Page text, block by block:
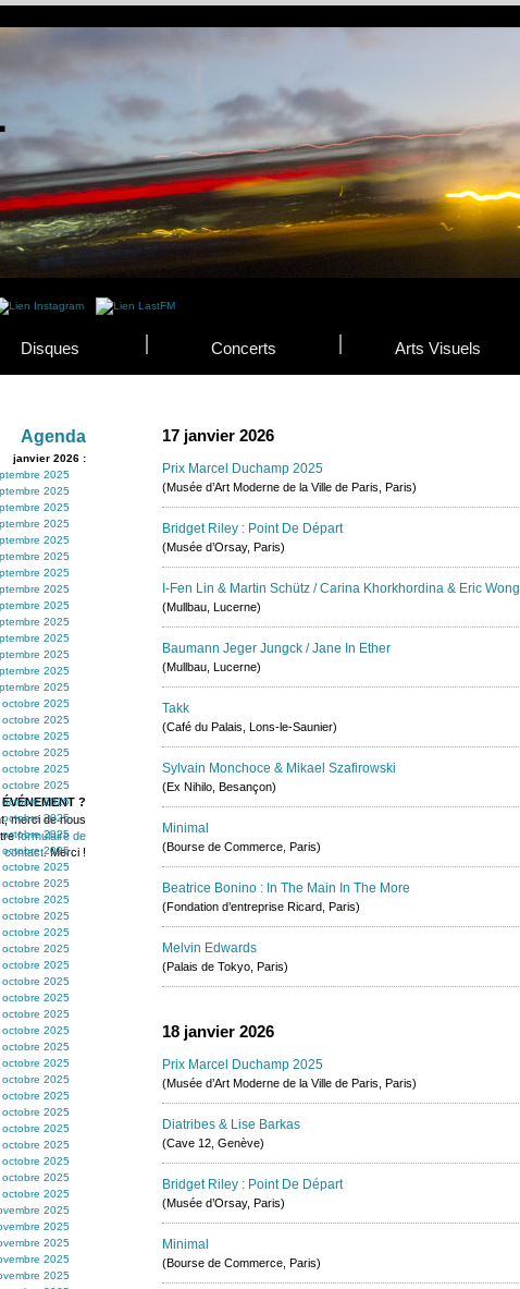
Disques Concerts Arts Visuels
Agenda
janvier 2026 :
2025
2025
2025
2025
2025
2025
2025
2025
2025
2025
2025
2025
2025
2025
octobre 2025
octobre 2025
octobre 2025
octobre 2025
octobre 2025
octobre 2025
octobre 2025
octobre 2025
octobre 2025
octobre 2025
octobre 2025
octobre 2025
octobre 2025
octobre 2025
octobre 2025
octobre 2025
octobre 2025
octobre 2025
octobre 2025
octobre 2025
octobre 2025
octobre 2025
octobre 2025
octobre 2025
octobre 2025
octobre 2025
octobre 2025
octobre 2025
octobre 2025
octobre 2025
octobre 2025
2025
2025
2025
2025
2025
?
merci de nous
formulaire de
contact. Merci !
17 janvier 2026
Prix Marcel Duchamp 2025
(Musée d’Art Moderne de la Ville de Paris, Paris)
Bridget Riley : Point De Départ
(Musée d’Orsay, Paris)
I-Fen Lin & Martin Schütz / Carina Khorkhordina & Eric Wong
(Mullbau, Lucerne)
Baumann Jeger Jungck / Jane In Ether
(Mullbau, Lucerne)
Takk
(Café du Palais, Lons-le-Saunier)
Sylvain Monchoce & Mikael Szafirowski
(Ex Nihilo, Besançon)
Minimal
(Bourse de Commerce, Paris)
Beatrice Bonino : In The Main In The More
(Fondation d’entreprise Ricard, Paris)
Melvin Edwards
(Palais de Tokyo, Paris)
18 janvier 2026
Prix Marcel Duchamp 2025
(Musée d’Art Moderne de la Ville de Paris, Paris)
Diatribes & Lise Barkas
(Cave 12, Genève)
Bridget Riley : Point De Départ
(Musée d’Orsay, Paris)
Minimal
(Bourse de Commerce, Paris)